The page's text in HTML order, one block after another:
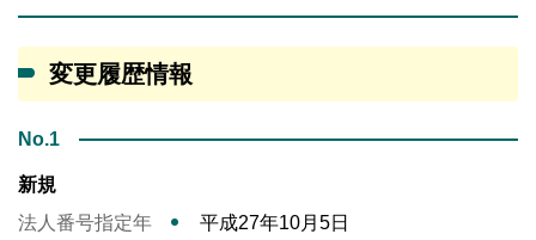
変更履歴情報
No.1
新規
法人番号指定年
平成27年10月5日